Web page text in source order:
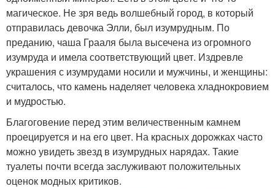
магическое. Не зря ведь волшебный город, в который
отправилась девочка Элли, был изумрудным. По
преданию, чаша Грааля была высечена из огромного
изумруда и имела соответствующий цвет. Издревле
украшения с изумрудами носили и мужчины, и женщины:
считалось, что камень наделяет человека хладнокровием
и мудростью.
Благоговение перед этим величественным камнем
проецируется и на его цвет. На красных дорожках часто
можно увидеть звезд в изумрудных нарядах. Такие
туалеты почти всегда заслуживают положительных
оценок модных критиков.